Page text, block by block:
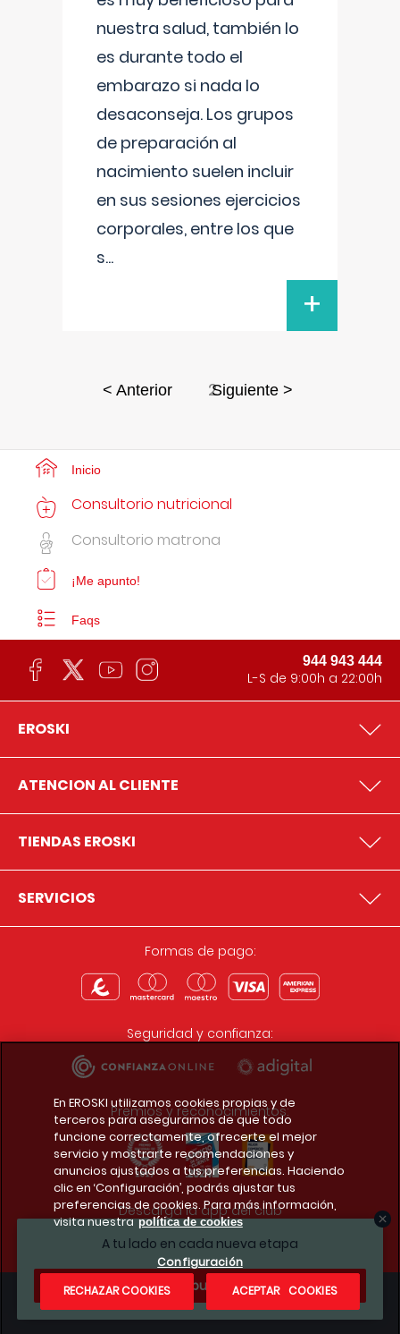
nuestra salud, también lo
es durante todo el
embarazo si nada lo
desaconseja. Los grupos
de preparación al
nacimiento suelen incluir
en sus sesiones ejercicios
corporales, entre los que
s...
+
< Anterior 2Siguiente >
A tu lado en cada nueva etapa
¿Te apuntas?
Inicio
Consultorio nutricional
Consultorio matrona
¡Me apunto!
Faqs
944 943 444
L-S de 9:00h a 22:00h
EROSKI
ATENCION AL CLIENTE
TIENDAS EROSKI
SERVICIOS
Formas de pago:
Seguridad y confianza:
Premios y reconocimientos:
Descarga la app del club
Condiciones legales
En EROSKI utilizamos cookies propias y de
terceros para asegurarnos de que todo
funcione correctamente, ofrecerte el mejor
servicio y mostrarte recomendaciones y
anuncios ajustados a tus preferencias. Haciendo
clic en ‘Configuración’, podrás ajustar tus
preferencias de cookies. Para más información,
visita nuestra política de cookies
Configuración
RECHAZAR COOKIES
ACEPTAR COOKIES